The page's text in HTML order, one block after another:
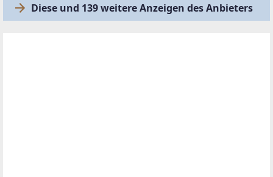
Diese und 139 weitere Anzeigen des Anbieters